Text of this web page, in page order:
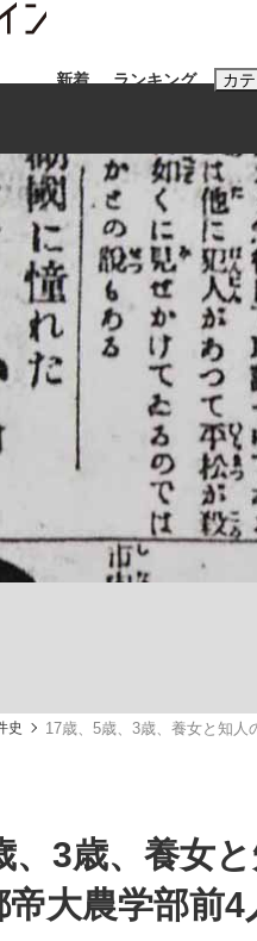
新着 ランキング カ
はどちらでもいい」リアル『九
年
おすすめの
#藤田晋
#三
#玉木雄一郎
史 17歳、5歳、3歳、養女と知
、3歳、養女
帝大農学部前